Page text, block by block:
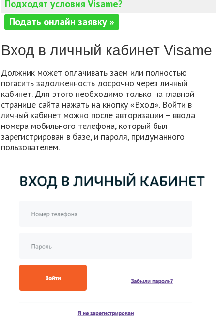
Подходят условия Visame?
Подать онлайн заявку »
Вход в личный кабинет Visame
Должник может оплачивать заем или полностью
погасить задолженность досрочно через личный
кабинет. Для этого необходимо только на главной
странице сайта нажать на кнопку «Вход». Войти в
личный кабинет можно после авторизации – ввода
номера мобильного телефона, который был
зарегистрирован в базе, и пароля, придуманного
пользователем.